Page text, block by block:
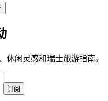
休闲灵感和瑞士旅游指南。
订阅